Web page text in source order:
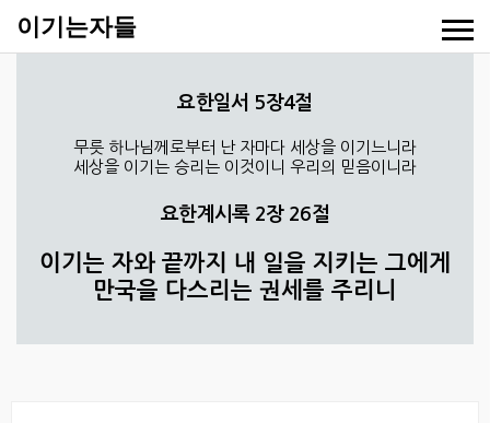
이기는자들
요한일서 5장4절
무릇 하나님께로부터 난 자마다 세상을 이기느니라
세상을 이기는 승리는 이것이니 우리의 믿음이니라
요한계시록 2장 26절
이기는 자와 끝까지 내 일을 지키는 그에게
만국을 다스리는 권세를 주리니